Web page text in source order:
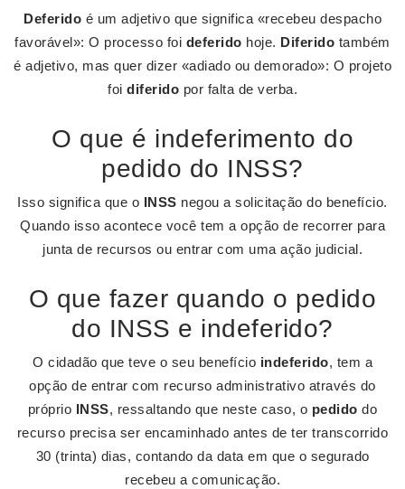
Deferido é um adjetivo que significa «recebeu despacho
favorável»: O processo foi deferido hoje. Diferido também
é adjetivo, mas quer dizer «adiado ou demorado»: O projeto
foi diferido por falta de verba.
O que é indeferimento do
pedido do INSS?
Isso significa que o INSS negou a solicitação do benefício.
Quando isso acontece você tem a opção de recorrer para
junta de recursos ou entrar com uma ação judicial.
O que fazer quando o pedido
do INSS e indeferido?
O cidadão que teve o seu benefício indeferido, tem a
opção de entrar com recurso administrativo através do
próprio INSS, ressaltando que neste caso, o pedido do
recurso precisa ser encaminhado antes de ter transcorrido
30 (trinta) dias, contando da data em que o segurado
recebeu a comunicação.